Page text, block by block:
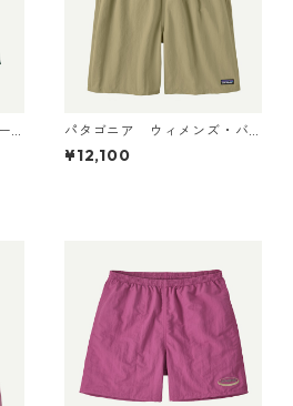
パタゴニア ウィメンズ・バ
ギーズ・ロング Weathered S
tone 57035 Patagonia Wom
¥12,100